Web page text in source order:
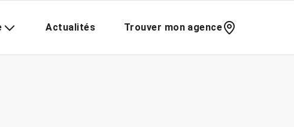
Actualités Trouver mon agence